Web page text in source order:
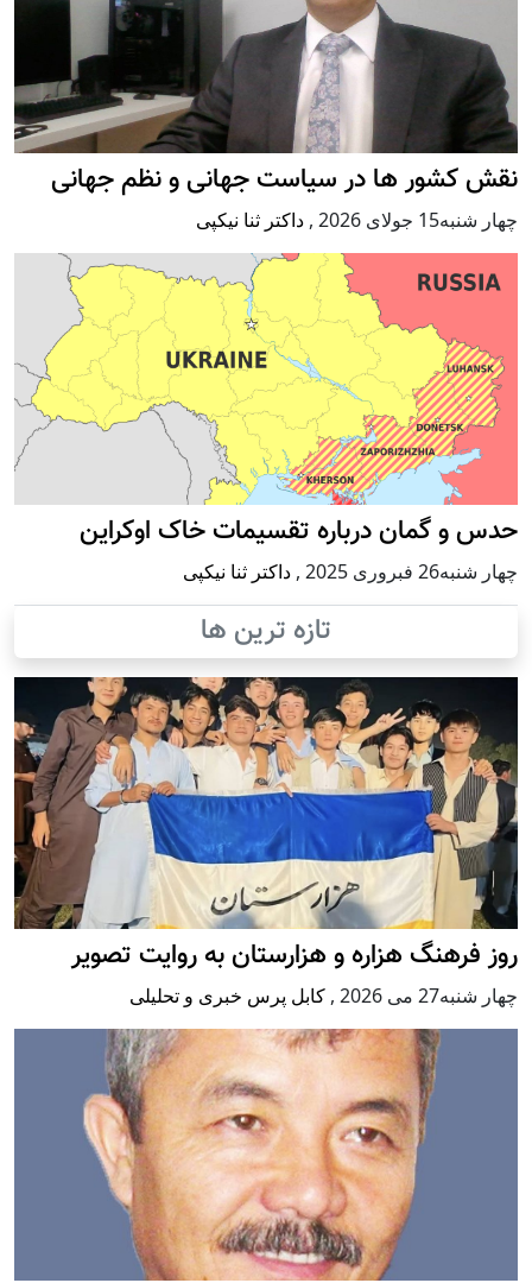
نقش کشور ها در سیاست جهانی و نظم جهانی
چهار شنبه15 جولای 2026 , داکتر ثنا نیکپی
حدس و گمان درباره تقسیمات خاک اوکراین
چهار شنبه26 فبروری 2025 , داکتر ثنا نیکپی
تازه ترین ها
روز فرهنگ هزاره و هزارستان به روایت تصویر
چهار شنبه27 می 2026 , کابل پرس خبری و تحلیلی